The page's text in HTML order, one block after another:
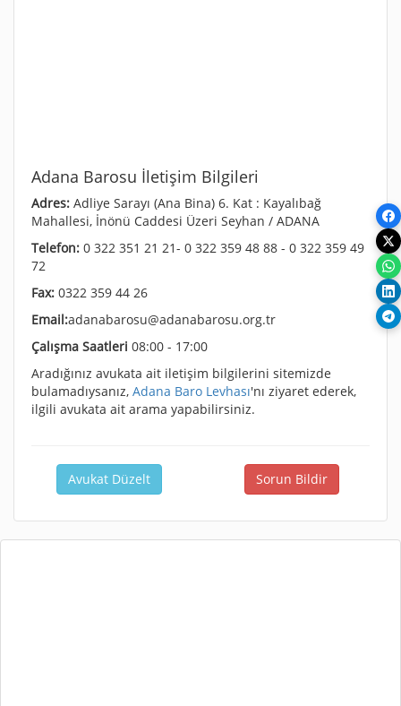
Adana Barosu İletişim Bilgileri
Adres: Adliye Sarayı (Ana Bina) 6. Kat : Kayalıbağ
Mahallesi, İnönü Caddesi Üzeri Seyhan / ADANA
Telefon: 0 322 351 21 21- 0 322 359 48 88 - 0 322 359 49
72
Fax: 0322 359 44 26
Email:adanabarosu@adanabarosu.org.tr
Çalışma Saatleri 08:00 - 17:00
Aradığınız avukata ait iletişim bilgilerini sitemizde
bulamadıysanız, Adana Baro Levhası'nı ziyaret ederek,
ilgili avukata ait arama yapabilirsiniz.
Avukat Düzelt Sorun Bildir